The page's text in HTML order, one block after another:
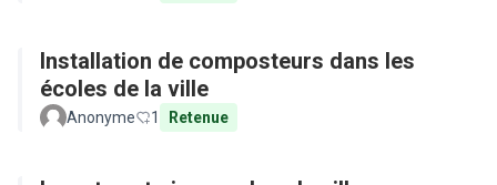
Installation de composteurs dans les
écoles de la ville
Anonyme 1 Retenue